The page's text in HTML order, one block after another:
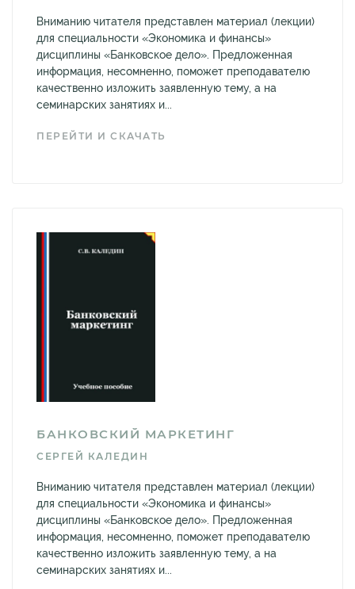
Вниманию читателя представлен материал (лекции)
для специальности «Экономика и финансы»
дисциплины «Банковское дело». Предложенная
информация, несомненно, поможет преподавателю
качественно изложить заявленную тему, а на
семинарских занятиях и...
ПЕРЕЙТИ И СКАЧАТЬ
БАНКОВСКИЙ МАРКЕТИНГ
СЕРГЕЙ КАЛЕДИН
Вниманию читателя представлен материал (лекции)
для специальности «Экономика и финансы»
дисциплины «Банковское дело». Предложенная
информация, несомненно, поможет преподавателю
качественно изложить заявленную тему, а на
семинарских занятиях и...